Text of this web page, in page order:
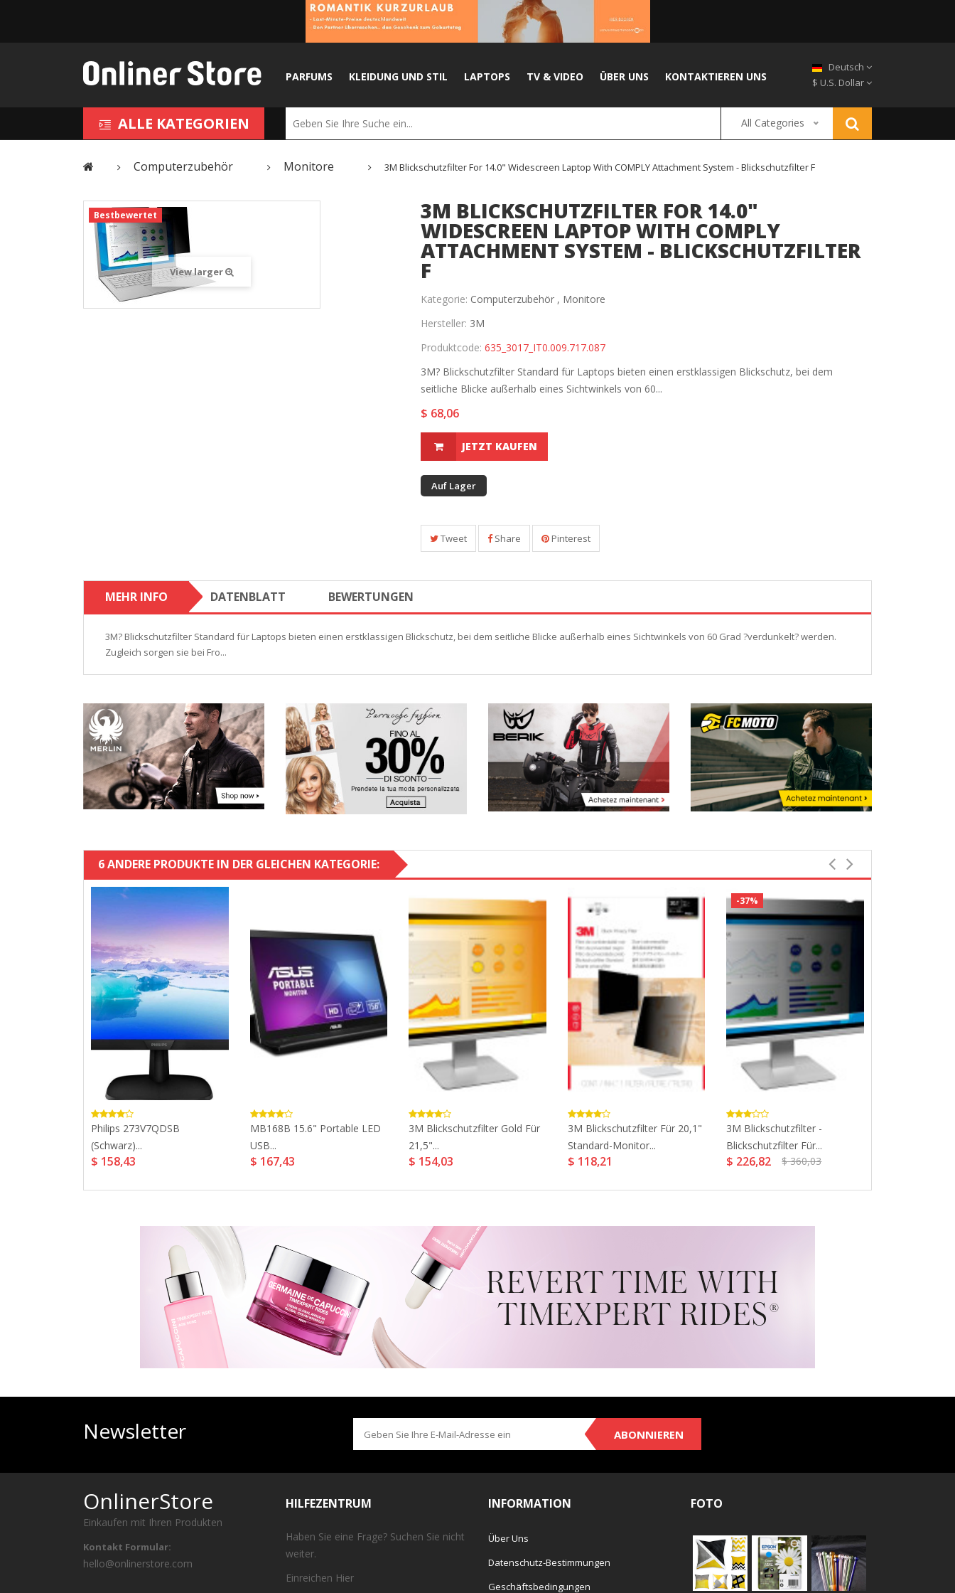
PARFUMS KLEIDUNG UND STIL LAPTOPS TV & VIDEO ÜBER UNS KONTAKTIEREN UNS
Deutsch
$ U.S. Dollar
ALLE KATEGORIEN All Categories
Computerzubehör Monitore 3M Blickschutzfilter For 14.0" Widescreen Laptop With COMPLY Attachment System - Blickschutzfilter F
Bestbewertet
View larger
3M BLICKSCHUTZFILTER FOR 14.0"
WIDESCREEN LAPTOP WITH COMPLY
ATTACHMENT SYSTEM - BLICKSCHUTZFILTER
F
Kategorie: Computerzubehör , Monitore
Hersteller: 3M
Produktcode: 635_3017_IT0.009.717.087
3M? Blickschutzfilter Standard für Laptops bieten einen erstklassigen Blickschutz, bei dem
seitliche Blicke außerhalb eines Sichtwinkels von 60...
$ 68,06
JETZT KAUFEN
Auf Lager
Tweet Share Pinterest
MEHR INFO DATENBLATT BEWERTUNGEN
3M? Blickschutzfilter Standard für Laptops bieten einen erstklassigen Blickschutz, bei dem seitliche Blicke außerhalb eines Sichtwinkels von 60 Grad ?verdunkelt? werden.
Zugleich sorgen sie bei Fro...
6 ANDERE PRODUKTE IN DER GLEICHEN KATEGORIE:
Philips 273V7QDSB
(Schwarz)...
$ 158,43
MB168B 15.6" Portable LED
USB...
$ 167,43
3M Blickschutzfilter Gold Für
21,5"...
$ 154,03
3M Blickschutzfilter Für 20,1"
Standard-Monitor...
$ 118,21
-37%
3M Blickschutzfilter -
Blickschutzfilter Für...
$ 226,82 $ 360,03
Newsletter ABONNIEREN
OnlinerStore
Einkaufen mit Ihren Produkten
Kontakt Formular:
hello@onlinerstore.com
HILFEZENTRUM
Haben Sie eine Frage? Suchen Sie nicht
weiter.
Einreichen Hier
INFORMATION
Über Uns
Datenschutz-Bestimmungen
Geschäftsbedingungen
FOTO